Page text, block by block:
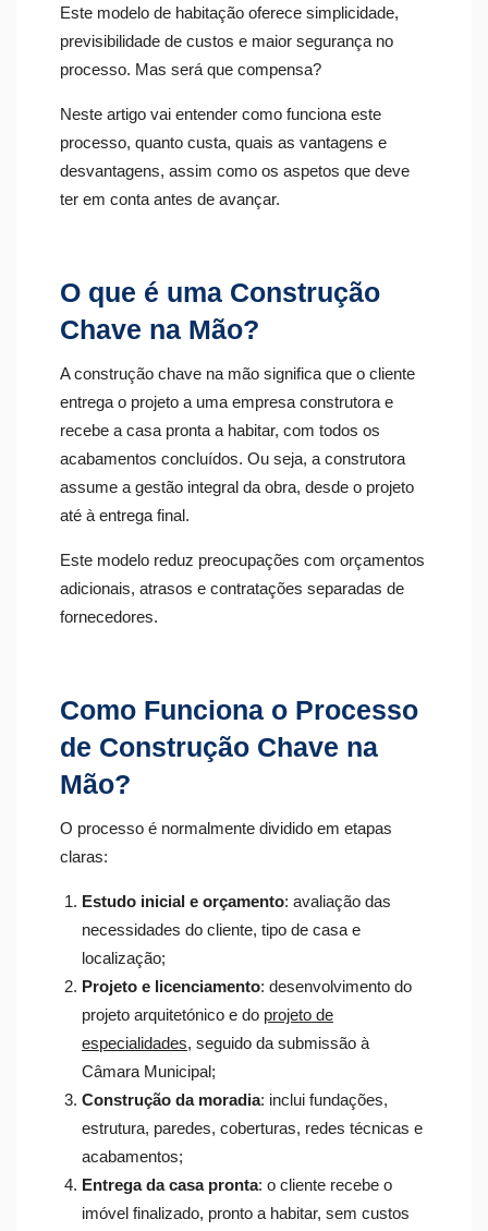
Este modelo de habitação oferece simplicidade,
previsibilidade de custos e maior segurança no
processo. Mas será que compensa?
Neste artigo vai entender como funciona este
processo, quanto custa, quais as vantagens e
desvantagens, assim como os aspetos que deve
ter em conta antes de avançar.
O que é uma Construção
Chave na Mão?
A construção chave na mão significa que o cliente
entrega o projeto a uma empresa construtora e
recebe a casa pronta a habitar, com todos os
acabamentos concluídos. Ou seja, a construtora
assume a gestão integral da obra, desde o projeto
até à entrega final.
Este modelo reduz preocupações com orçamentos
adicionais, atrasos e contratações separadas de
fornecedores.
Como Funciona o Processo
de Construção Chave na
Mão?
O processo é normalmente dividido em etapas
claras:
Estudo inicial e orçamento: avaliação das
necessidades do cliente, tipo de casa e
localização;
Projeto e licenciamento: desenvolvimento do
projeto arquitetónico e do projeto de
especialidades, seguido da submissão à
Câmara Municipal;
Construção da moradia: inclui fundações,
estrutura, paredes, coberturas, redes técnicas e
acabamentos;
Entrega da casa pronta: o cliente recebe o
imóvel finalizado, pronto a habitar, sem custos